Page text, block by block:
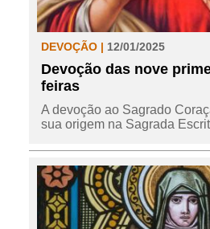
DEVOÇÃO | 12/01/2025
Devoção das nove
feiras
A devoção ao Sagrado
sua origem na Sagrada